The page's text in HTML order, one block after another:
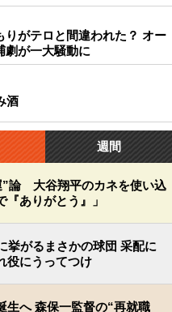
りがテロと間違われた？ オー
劇が一大騒動に
酒
週間
”論 大谷翔平のカネを使い込
ありがとう』」
挙がるまさかの球団 采配に
役にうってつけ
生へ 森保一監督の“再就職